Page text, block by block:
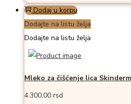
Dodaj u korpu
Dodajte na listu želja
Dodajte na listu želja
Mleko za čišćenje lica
4.300,00 rsd